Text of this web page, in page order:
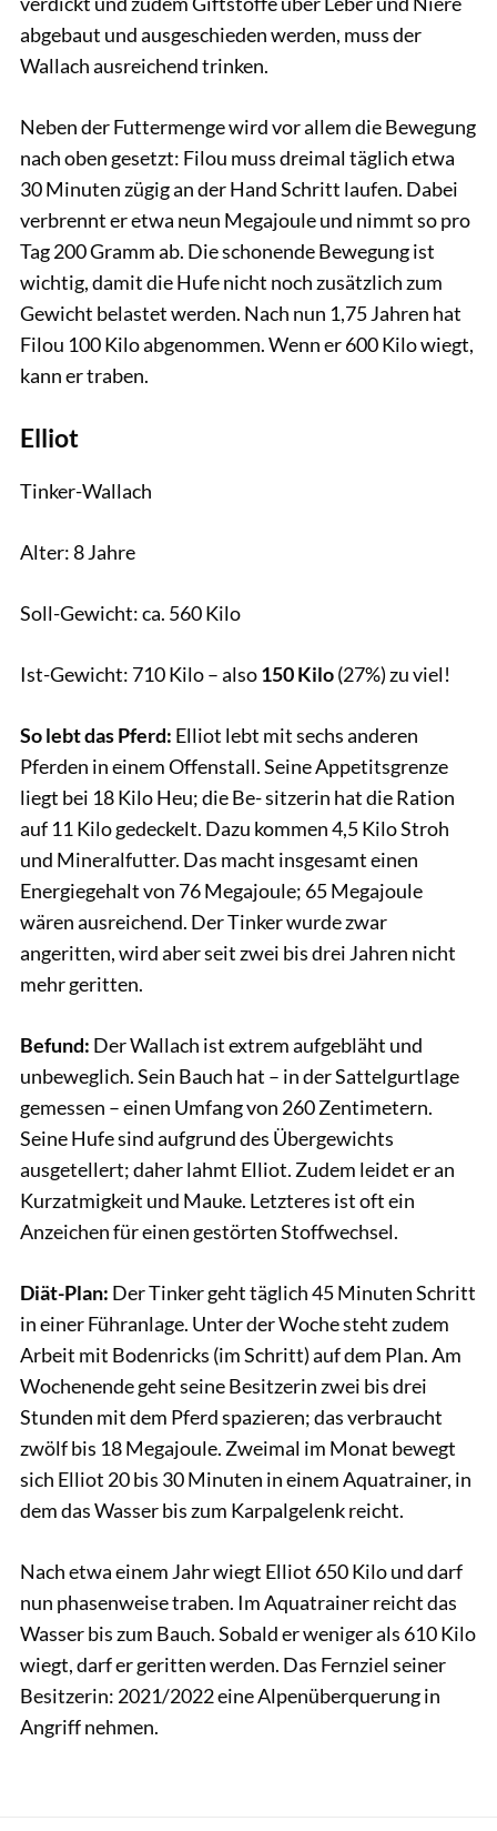
abgebaut und ausgeschieden werden, muss der
Wallach ausreichend trinken.
Neben der Futtermenge wird vor allem die Bewegung
nach oben gesetzt: Filou muss dreimal täglich etwa
30 Minuten zügig an der Hand Schritt laufen. Dabei
verbrennt er etwa neun Megajoule und nimmt so pro
Tag 200 Gramm ab. Die schonende Bewegung ist
wichtig, damit die Hufe nicht noch zusätzlich zum
Gewicht belastet werden. Nach nun 1,75 Jahren hat
Filou 100 Kilo abgenommen. Wenn er 600 Kilo wiegt,
kann er traben.
Elliot
Tinker-Wallach
Alter: 8 Jahre
Soll-Gewicht: ca. 560 Kilo
Ist-Gewicht: 710 Kilo – also150 Kilo(27%) zu viel!
So lebt das Pferd: Elliot lebt mit sechs anderen
Pferden in einem Offenstall. Seine Appetitsgrenze
liegt bei 18 Kilo Heu; die Be- sitzerin hat die Ration
auf 11 Kilo gedeckelt. Dazu kommen 4,5 Kilo Stroh
und Mineralfutter. Das macht insgesamt einen
Energiegehalt von 76 Megajoule; 65 Megajoule
wären ausreichend. Der Tinker wurde zwar
angeritten, wird aber seit zwei bis drei Jahren nicht
mehr geritten.
Befund: Der Wallach ist extrem aufgebläht und
unbeweglich. Sein Bauch hat – in der Sattelgurtlage
gemessen – einen Umfang von 260 Zentimetern.
Seine Hufe sind aufgrund des Übergewichts
ausgetellert; daher lahmt Elliot. Zudem leidet er an
Kurzatmigkeit und Mauke. Letzteres ist oft ein
Anzeichen für einen gestörten Stoffwechsel.
Diät-Plan: Der Tinker geht täglich 45 Minuten Schritt
in einer Führanlage. Unter der Woche steht zudem
Arbeit mit Bodenricks (im Schritt) auf dem Plan. Am
Wochenende geht seine Besitzerin zwei bis drei
Stunden mit dem Pferd spazieren; das verbraucht
zwölf bis 18 Megajoule. Zweimal im Monat bewegt
sich Elliot 20 bis 30 Minuten in einem Aquatrainer, in
dem das Wasser bis zum Karpalgelenk reicht.
Nach etwa einem Jahr wiegt Elliot 650 Kilo und darf
nun phasenweise traben. Im Aquatrainer reicht das
Wasser bis zum Bauch. Sobald er weniger als 610 Kilo
wiegt, darf er geritten werden. Das Fernziel seiner
Besitzerin: 2021/2022 eine Alpenüberquerung in
Angriff nehmen.